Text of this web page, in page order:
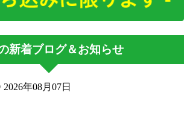
新着ブログ＆お知らせ
2026年08月07日